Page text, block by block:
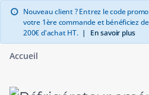
info Nouveau client ? Entrez le code
votre 1ère commande et bénéficiez
200€ d'achat HT. | En savoir plus
Accueil